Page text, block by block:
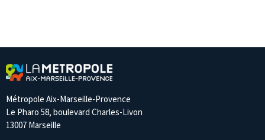
Métropole Aix-Marseille-Provence
Le Pharo 58, boulevard Charles-Livon
13007 Marseille